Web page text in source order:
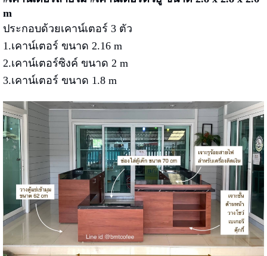
m
ประกอบด้วยเคาน์เตอร์ 3 ตัว
1.เคาน์เตอร์ ขนาด 2.16 m
2.เคาน์เตอร์ซิงค์ ขนาด 2 m
3.เคาน์เตอร์ ขนาด 1.8 m